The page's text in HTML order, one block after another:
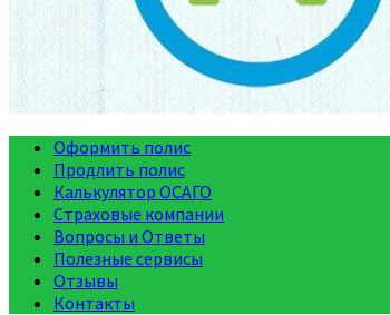
Оформить полис
Продлить полис
Калькулятор ОСАГО
Страховые компании
Вопросы и Ответы
Полезные сервисы
Отзывы
Контакты